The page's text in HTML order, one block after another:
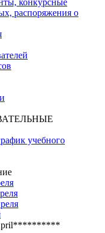
конкурсные
распоряжения о
учебного